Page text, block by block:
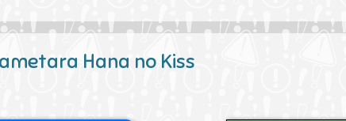
Hana no Kiss